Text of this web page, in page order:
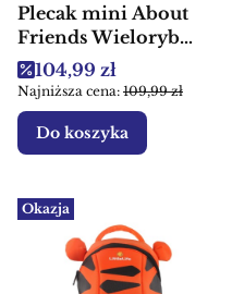
Plecak mini About
Friends Wieloryb
Lassig 2+
Cena promocyjna
104,99 zł
Najniższa cena: 109,99 zł
Do koszyka
Okazja